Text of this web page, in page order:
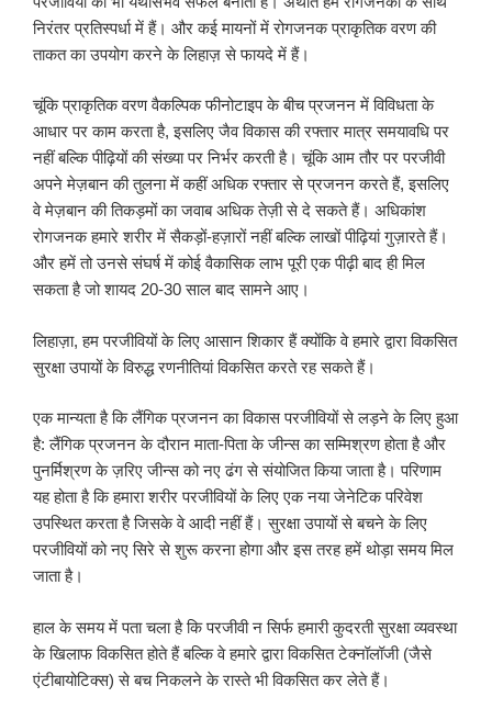
निरंतर प्रतिस्पर्धा में हैं। और कई मायनों में रोगजनक प्राकृतिक वरण की
ताकत का उपयोग करने के लिहाज़ से फायदे में हैं।
चूंकि प्राकृतिक वरण वैकल्पिक फीनोटाइप के बीच प्रजनन में विविधता के
आधार पर काम करता है, इसलिए जैव विकास की रफ्तार मात्र समयावधि पर
नहीं बल्कि पीढ़ियों की संख्या पर निर्भर करती है। चूंकि आम तौर पर परजीवी
अपने मेज़बान की तुलना में कहीं अधिक रफ्तार से प्रजनन करते हैं, इसलिए
वे मेज़बान की तिकड़मों का जवाब अधिक तेज़ी से दे सकते हैं। अधिकांश
रोगजनक हमारे शरीर में सैकड़ों-हज़ारों नहीं बल्कि लाखों पीढ़ियां गुज़ारते हैं।
और हमें तो उनसे संघर्ष में कोई वैकासिक लाभ पूरी एक पीढ़ी बाद ही मिल
सकता है जो शायद 20-30 साल बाद सामने आए।
लिहाज़ा, हम परजीवियों के लिए आसान शिकार हैं क्योंकि वे हमारे द्वारा विकसित
सुरक्षा उपायों के विरुद्ध रणनीतियां विकसित करते रह सकते हैं।
एक मान्यता है कि लैंगिक प्रजनन का विकास परजीवियों से लड़ने के लिए हुआ
है: लैंगिक प्रजनन के दौरान माता-पिता के जीन्स का सम्मिश्रण होता है और
पुनर्मिश्रण के ज़रिए जीन्स को नए ढंग से संयोजित किया जाता है। परिणाम
यह होता है कि हमारा शरीर परजीवियों के लिए एक नया जेनेटिक परिवेश
उपस्थित करता है जिसके वे आदी नहीं हैं। सुरक्षा उपायों से बचने के लिए
परजीवियों को नए सिरे से शुरू करना होगा और इस तरह हमें थोड़ा समय मिल
जाता है।
हाल के समय में पता चला है कि परजीवी न सिर्फ हमारी कुदरती सुरक्षा व्यवस्था
के खिलाफ विकसित होते हैं बल्कि वे हमारे द्वारा विकसित टेक्नॉलॉजी (जैसे
एंटीबायोटिक्स) से बच निकलने के रास्ते भी विकसित कर लेते हैं।